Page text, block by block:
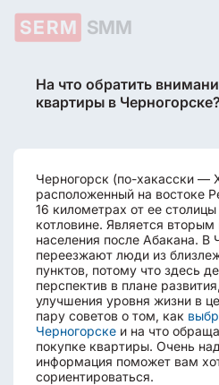
SERM SMM
На что обратить
квартиры в Черногорске?
Черногорск (по-хакасски —
расположенный на востоке
16 километрах от ее
котловине. Является вторым
населения после Абакана. В
переезжают люди из
пунктов, потому что здесь
перспектив в плане
улучшения уровня жизни в
пару советов о том, как
Черногорске и на что
покупке квартиры. Очень
информация поможет вам
сориентироваться.